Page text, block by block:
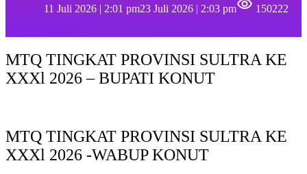
11 Juli 2026 | 2:01 pm23 Juli 2026 | 2:03 pm 150222
MTQ TINGKAT PROVINSI SULTRA KE
XXXl 2026 – BUPATI KONUT
MTQ TINGKAT PROVINSI SULTRA KE
XXXl 2026 -WABUP KONUT